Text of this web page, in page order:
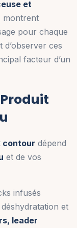
et
montrent
pour chaque
ces
facteur d’un
contour dépend
et de vos
infusés
et
leader